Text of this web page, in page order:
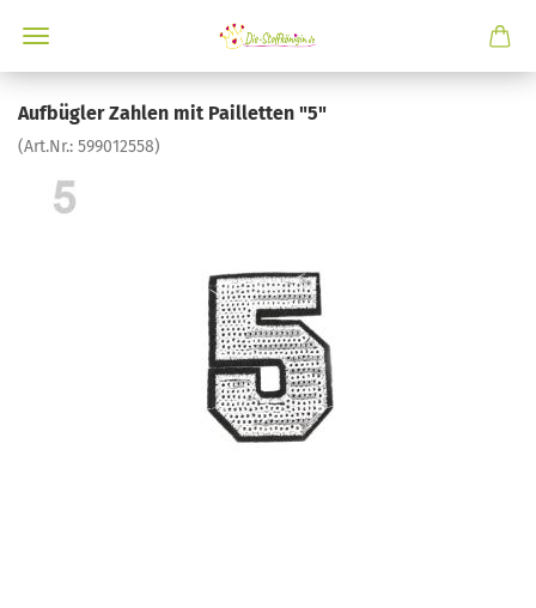
Aufbügler Zahlen mit Pailletten "5"
(Art.Nr.: 599012558)